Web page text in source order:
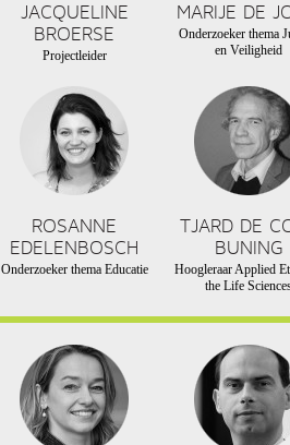
JACQUELINE
BROERSE
Projectleider
MARIJE DE
Onderzoeker thema
en Veiligheid
ROSANNE
EDELENBOSCH
Onderzoeker thema Educatie
TJARD DE
BUNING
Hoogleraar Applied
the Life